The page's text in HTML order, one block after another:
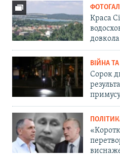
Краса
довкола
ВІЙНА
Сорок